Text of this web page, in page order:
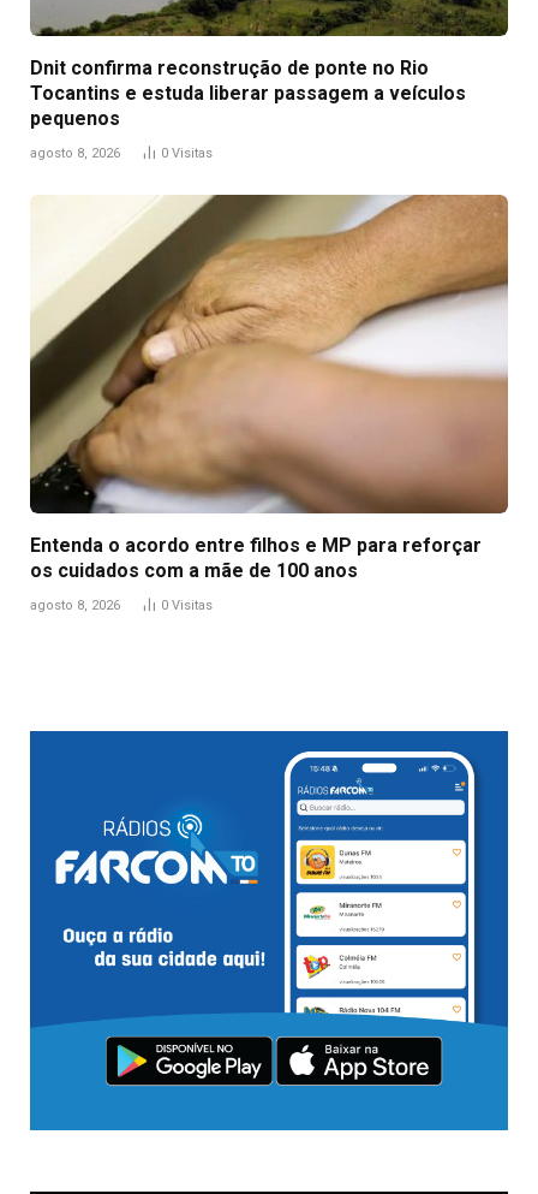
Dnit confirma reconstrução de ponte no Rio
Tocantins e estuda liberar passagem a veículos
pequenos
agosto 8, 2026 0 Visitas
Entenda o acordo entre filhos e MP para reforçar
os cuidados com a mãe de 100 anos
agosto 8, 2026 0 Visitas